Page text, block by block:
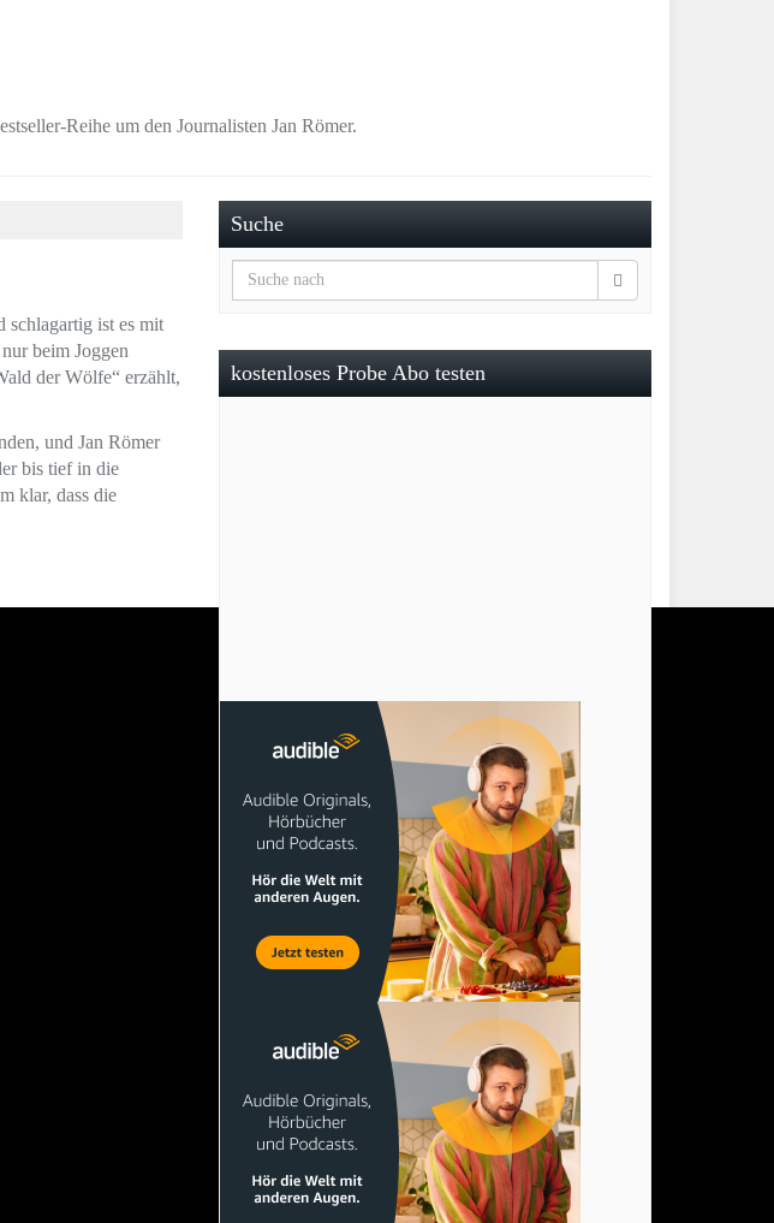
Reihe um den Journalisten Jan Römer.
schlagartig ist es mit
beim Joggen
der Wölfe“ erzählt,
und Jan Römer
bis tief in die
klar, dass die
Suche
kostenloses Probe Abo testen